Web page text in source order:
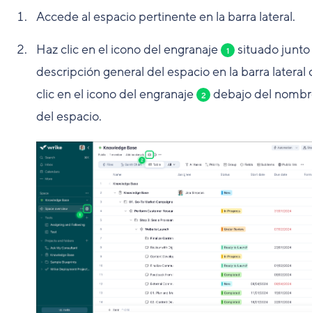
Accede al espacio pertinente en la barra lateral.
Haz clic en el icono del engranaje
1
situado junto
descripción general del espacio en la barra lateral
clic en el icono del engranaje
2
debajo del
del espacio.